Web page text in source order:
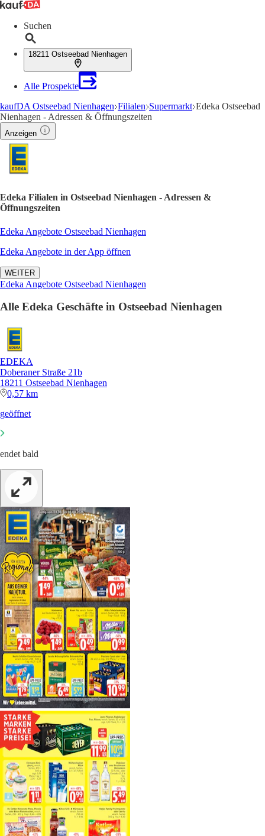
Suchen
18211 Ostseebad Nienhagen
Alle Prospekte
kaufDA Ostseebad Nienhagen Filialen Supermarkt Edeka Ostseebad
Nienhagen - Adressen & Öffnungszeiten
Anzeigen
Edeka Filialen in Ostseebad Nienhagen - Adressen &
Öffnungszeiten
Edeka Angebote Ostseebad Nienhagen
Edeka Angebote in der App öffnen
WEITER
Edeka Angebote Ostseebad Nienhagen
Alle Edeka Geschäfte in Ostseebad Nienhagen
EDEKA
Doberaner Straße 21b
18211 Ostseebad Nienhagen
0,57 km
geöffnet
endet bald